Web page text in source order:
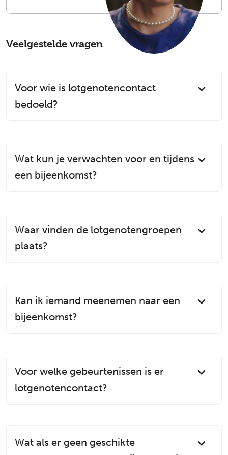
Veelgestelde vragen
Voor wie is lotgenotencontact
bedoeld?
Wat kun je verwachten voor en tijdens
een bijeenkomst?
Waar vinden de lotgenotengroepen
plaats?
Kan ik iemand meenemen naar een
bijeenkomst?
Voor welke gebeurtenissen is er
lotgenotencontact?
Wat als er geen geschikte